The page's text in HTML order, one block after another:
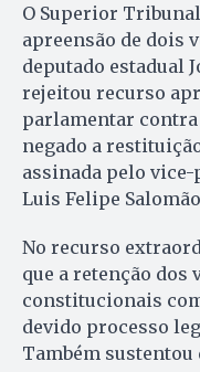
O Superior Tribunal
apreensão de dois
deputado estadual
rejeitou recurso
parlamentar
negado a
assinada pelo
Luis Felipe
No recurso
que a retenção
constitucionais
devido processo
Também